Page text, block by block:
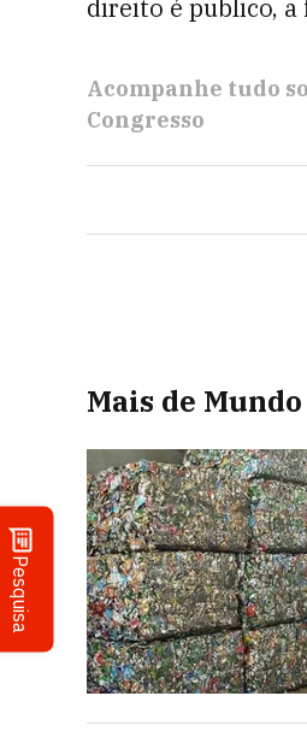
Pesquisa
direito é publico, a
Acompanhe tudo
Congresso
Mais de Mundo